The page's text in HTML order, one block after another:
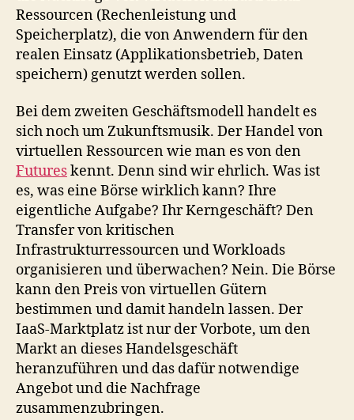
Ressourcen (Rechenleistung und
Speicherplatz), die von Anwendern für den
realen Einsatz (Applikationsbetrieb, Daten
speichern) genutzt werden sollen.
Bei dem zweiten Geschäftsmodell handelt es
sich noch um Zukunftsmusik. Der Handel von
virtuellen Ressourcen wie man es von den
Futureskennt. Denn sind wir ehrlich. Was ist
es, was eine Börse wirklich kann? Ihre
eigentliche Aufgabe? Ihr Kerngeschäft? Den
Transfer von kritischen
Infrastrukturressourcen und Workloads
organisieren und überwachen? Nein. Die Börse
kann den Preis von virtuellen Gütern
bestimmen und damit handeln lassen. Der
IaaS-Marktplatz ist nur der Vorbote, um den
Markt an dieses Handelsgeschäft
heranzuführen und das dafür notwendige
Angebot und die Nachfrage
zusammenzubringen.